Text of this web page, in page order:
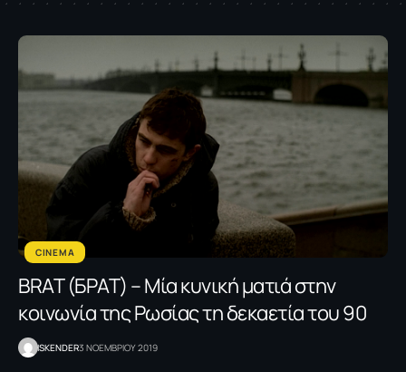
CINEMA
BRAT (БРАТ) – Μία κυνική ματιά στην
κοινωνία της Ρωσίας τη δεκαετία του 90
ISKENDER3 ΝΟΕΜΒΡΙΟΥ 2019